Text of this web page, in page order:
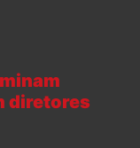
diretores